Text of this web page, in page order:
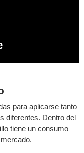
para aplicarse tanto
diferentes. Dentro del
tiene un consumo